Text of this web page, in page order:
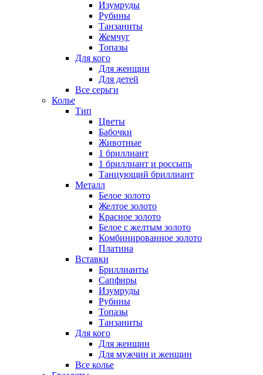
Изумруды
Рубины
Танзаниты
Жемчуг
Топазы
Для кого
Для женщин
Для детей
Все серьги
Колье
Тип
Цветы
Бабочки
Животные
1 бриллиант
1 бриллиант и россыпь
Танцующий бриллиант
Металл
Белое золото
Желтое золото
Красное золото
Белое с желтым золото
Комбинированное золото
Платина
Вставки
Бриллианты
Сапфиры
Изумруды
Рубины
Топазы
Танзаниты
Для кого
Для женщин
Для мужчин и женщин
Все колье